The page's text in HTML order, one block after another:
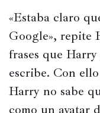
«Estaba claro
Google», repite
frases que
escribe. Con
Harry no sabe
como un avatar